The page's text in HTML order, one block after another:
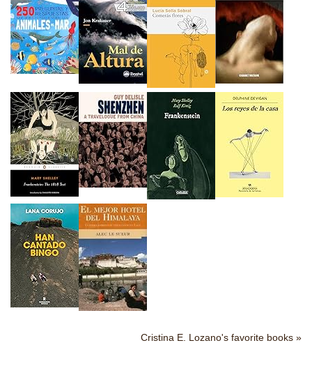
Cristina E. Lozano's favorite books »